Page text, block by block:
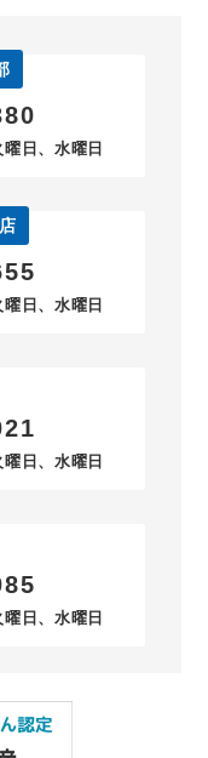
日、水曜日
日、水曜日
日、水曜日
日、水曜日